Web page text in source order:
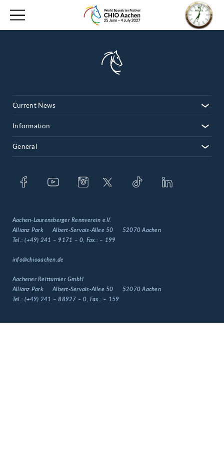
Current News
Information
General
Aachen-Laurensberger Rennverein e.V.
Allianz Park
Albert-Servais-Allee 50
52070 Aachen
Tel.:(+49) 241 – 9171 – 0 , Fax.: – 199
info@chioaachen.de
Aachener Reitturnier GmbH
Allianz Park
Albert-Servais-Allee 50
52070 Aachen
Tel.:(+49) 241 – 88927 – 0 , Fax.: – 159